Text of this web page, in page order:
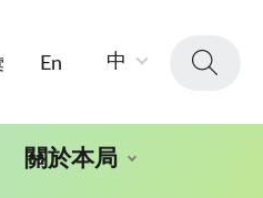
En 中
關於本局